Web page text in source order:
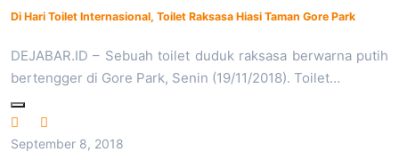
Di Hari Toilet Internasional, Toilet Raksasa Hiasi Taman Gore Park
DEJABAR.ID – Sebuah toilet duduk raksasa berwarna putih
bertengger di Gore Park, Senin (19/11/2018). Toilet…
September 8, 2018